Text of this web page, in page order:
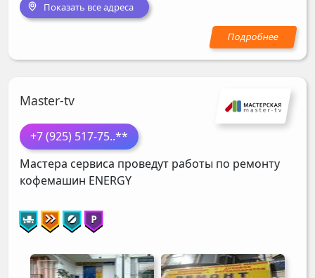
Показать все адреса
Master-tv
+7 (925) 517-75..**
Мастера сервиса проведут работы по ремонту
кофемашин ENERGY